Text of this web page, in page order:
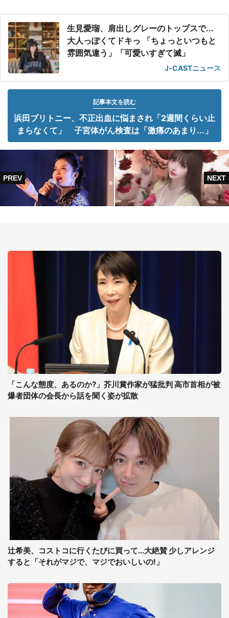
生見愛瑠、肩出しグレーのトップスで...
大人っぽくてドキっ 「ちょっといつもと
雰囲気違う」「可愛いすぎて滅」
J-CASTニュース
記事本文を読む
浜田ブリトニー、不正出血に悩まされ「2週間くらい止
まらなくて」 子宮体がん検査は「激痛のあまり...」
「こんな態度、あるのか?」芥川賞作家が猛批判 高市首相が被
爆者団体の会長から話を聞く姿が拡散
辻希美、コストコに行くたびに買って...大絶賛 少しアレンジ
すると「それがマジで、マジでおいしいの!」